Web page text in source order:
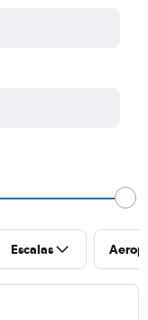
Escalas